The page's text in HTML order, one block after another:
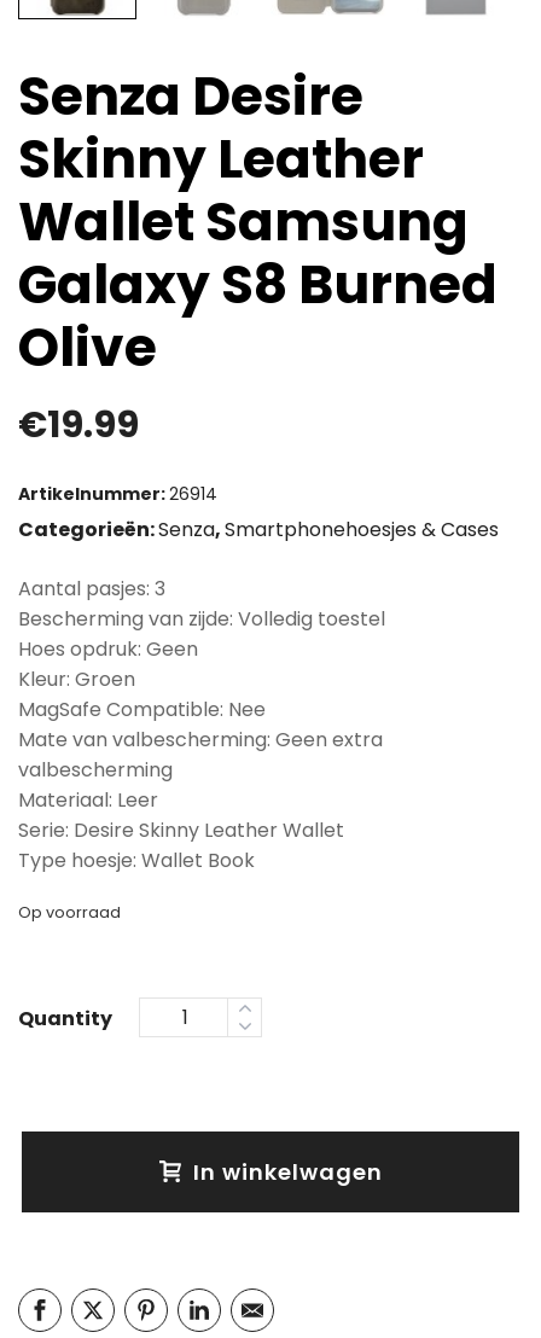
Senza Desire
Skinny Leather
Wallet Samsung
Galaxy S8 Burned
Olive
€19.99
Artikelnummer:26914
Categorieën:Senza,Smartphonehoesjes & Cases
Aantal pasjes: 3
Bescherming van zijde: Volledig toestel
Hoes opdruk: Geen
Kleur: Groen
MagSafe Compatible: Nee
Mate van valbescherming: Geen extra
valbescherming
Materiaal: Leer
Serie: Desire Skinny Leather Wallet
Type hoesje: Wallet Book
Op voorraad
Quantity
In winkelwagen